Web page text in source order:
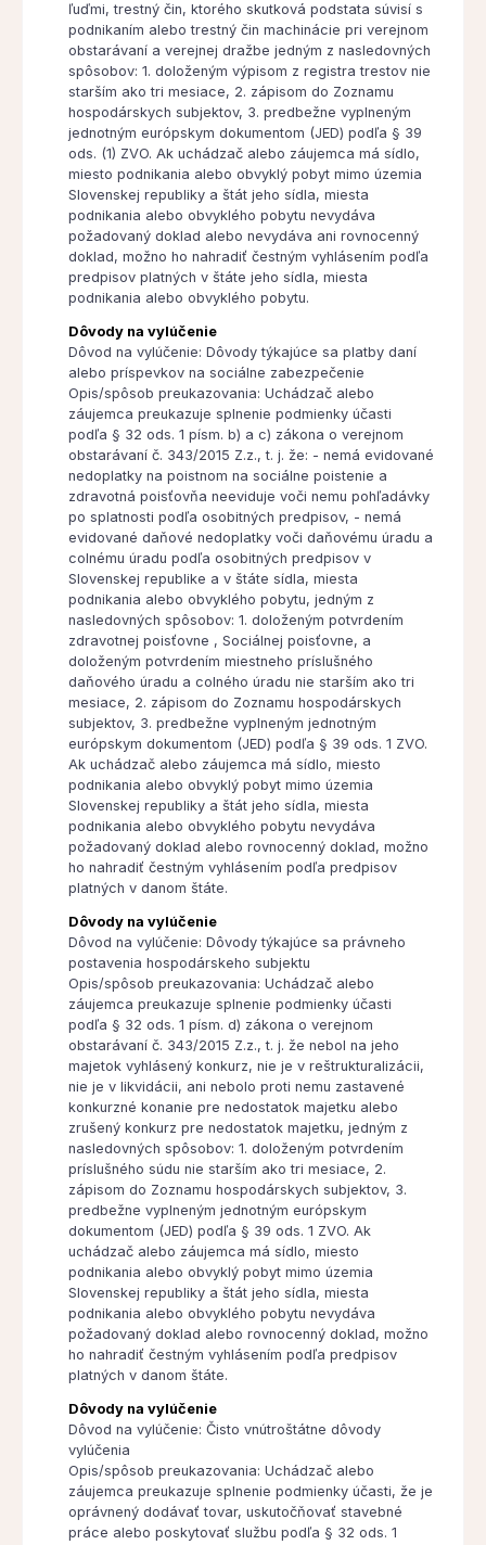
ľuďmi, trestný čin, ktorého skutková podstata súvisí s
podnikaním alebo trestný čin machinácie pri verejnom
obstarávaní a verejnej dražbe jedným z nasledovných
spôsobov: 1. doloženým výpisom z registra trestov nie
starším ako tri mesiace, 2. zápisom do Zoznamu
hospodárskych subjektov, 3. predbežne vyplneným
jednotným európskym dokumentom (JED) podľa § 39
ods. (1) ZVO. Ak uchádzač alebo záujemca má sídlo,
miesto podnikania alebo obvyklý pobyt mimo územia
Slovenskej republiky a štát jeho sídla, miesta
podnikania alebo obvyklého pobytu nevydáva
požadovaný doklad alebo nevydáva ani rovnocenný
doklad, možno ho nahradiť čestným vyhlásením podľa
predpisov platných v štáte jeho sídla, miesta
podnikania alebo obvyklého pobytu.
Dôvody na vylúčenie
Dôvod na vylúčenie: Dôvody týkajúce sa platby daní
alebo príspevkov na sociálne zabezpečenie
Opis/spôsob preukazovania: Uchádzač alebo
záujemca preukazuje splnenie podmienky účasti
podľa § 32 ods. 1 písm. b) a c) zákona o verejnom
obstarávaní č. 343/2015 Z.z., t. j. že: - nemá evidované
nedoplatky na poistnom na sociálne poistenie a
zdravotná poisťovňa neeviduje voči nemu pohľadávky
po splatnosti podľa osobitných predpisov, - nemá
evidované daňové nedoplatky voči daňovému úradu a
colnému úradu podľa osobitných predpisov v
Slovenskej republike a v štáte sídla, miesta
podnikania alebo obvyklého pobytu, jedným z
nasledovných spôsobov: 1. doloženým potvrdením
zdravotnej poisťovne , Sociálnej poisťovne, a
doloženým potvrdením miestneho príslušného
daňového úradu a colného úradu nie starším ako tri
mesiace, 2. zápisom do Zoznamu hospodárskych
subjektov, 3. predbežne vyplneným jednotným
európskym dokumentom (JED) podľa § 39 ods. 1 ZVO.
Ak uchádzač alebo záujemca má sídlo, miesto
podnikania alebo obvyklý pobyt mimo územia
Slovenskej republiky a štát jeho sídla, miesta
podnikania alebo obvyklého pobytu nevydáva
požadovaný doklad alebo rovnocenný doklad, možno
ho nahradiť čestným vyhlásením podľa predpisov
platných v danom štáte.
Dôvody na vylúčenie
Dôvod na vylúčenie: Dôvody týkajúce sa právneho
postavenia hospodárskeho subjektu
Opis/spôsob preukazovania: Uchádzač alebo
záujemca preukazuje splnenie podmienky účasti
podľa § 32 ods. 1 písm. d) zákona o verejnom
obstarávaní č. 343/2015 Z.z., t. j. že nebol na jeho
majetok vyhlásený konkurz, nie je v reštrukturalizácii,
nie je v likvidácii, ani nebolo proti nemu zastavené
konkurzné konanie pre nedostatok majetku alebo
zrušený konkurz pre nedostatok majetku, jedným z
nasledovných spôsobov: 1. doloženým potvrdením
príslušného súdu nie starším ako tri mesiace, 2.
zápisom do Zoznamu hospodárskych subjektov, 3.
predbežne vyplneným jednotným európskym
dokumentom (JED) podľa § 39 ods. 1 ZVO. Ak
uchádzač alebo záujemca má sídlo, miesto
podnikania alebo obvyklý pobyt mimo územia
Slovenskej republiky a štát jeho sídla, miesta
podnikania alebo obvyklého pobytu nevydáva
požadovaný doklad alebo rovnocenný doklad, možno
ho nahradiť čestným vyhlásením podľa predpisov
platných v danom štáte.
Dôvody na vylúčenie
Dôvod na vylúčenie: Čisto vnútroštátne dôvody
vylúčenia
Opis/spôsob preukazovania: Uchádzač alebo
záujemca preukazuje splnenie podmienky účasti, že je
oprávnený dodávať tovar, uskutočňovať stavebné
práce alebo poskytovať službu podľa § 32 ods. 1